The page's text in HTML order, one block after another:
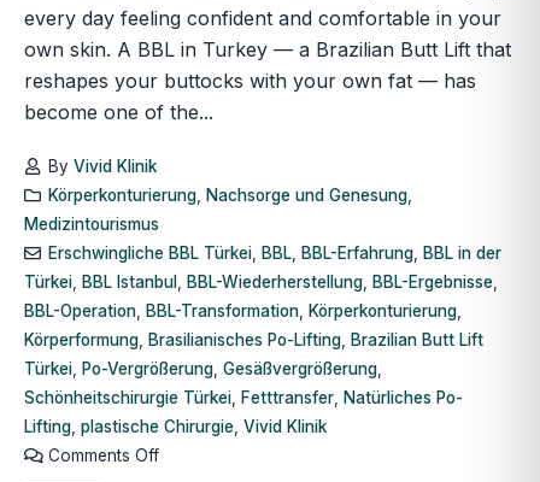
every day feeling confident and comfortable in your
own skin. A BBL in Turkey — a Brazilian Butt Lift that
reshapes your buttocks with your own fat — has
become one of the...
By Vivid Klinik
Körperkonturierung, Nachsorge und Genesung,
Medizintourismus
Erschwingliche BBL Türkei, BBL, BBL-Erfahrung,
BBL in der
Türkei
BBL Istanbul BBL-Wiederherstellung BBL-Ergebnisse
BBL-Operation
BBL-Transformation Körperkonturierung
Körperformung
Brasilianisches Po-Lifting
Brazilian Butt Lift
Türkei
Po-Vergrößerung Gesäßvergrößerung
Schönheitschirurgie Türkei
Fetttransfer
Natürliches Po-
Lifting plastische Chirurgie Vivid Klinik
Comments Off